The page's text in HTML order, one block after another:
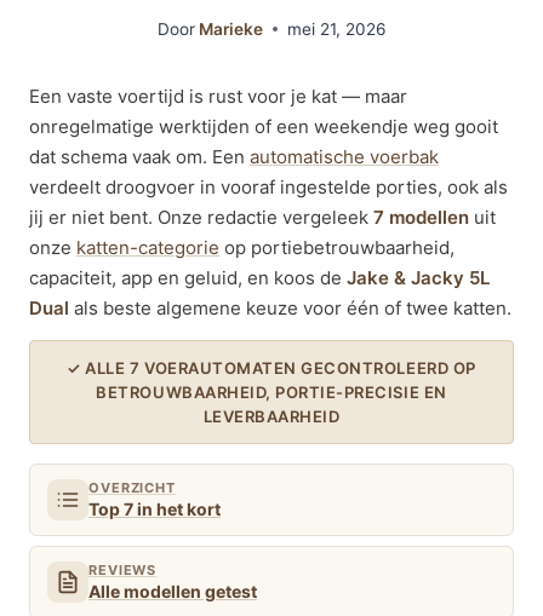
Door Marieke mei 21, 2026
Een vaste voertijd is rust voor je kat — maar
onregelmatige werktijden of een weekendje weg gooit
dat schema vaak om. Een automatische voerbak
verdeelt droogvoer in vooraf ingestelde porties, ook als
jij er niet bent. Onze redactie vergeleek 7 modellen uit
onze katten-categorie op portiebetrouwbaarheid,
capaciteit, app en geluid, en koos de Jake & Jacky 5L
Dual als beste algemene keuze voor één of twee katten.
✓ ALLE 7 VOERAUTOMATEN GECONTROLEERD OP
BETROUWBAARHEID, PORTIE-PRECISIE EN
LEVERBAARHEID
OVERZICHT
Top 7 in het kort
REVIEWS
Alle modellen getest